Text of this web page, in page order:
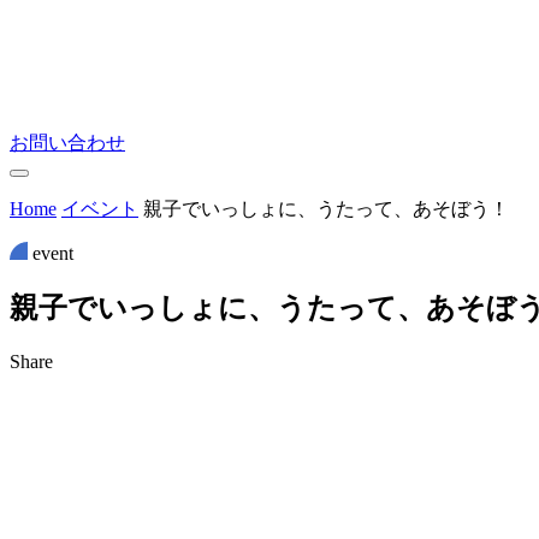
お問い合わせ
Home イベント 親子でいっしょに、うたって、あそぼう！
event
親子でいっ し ょ に、 う た って、 あそぼ
Share